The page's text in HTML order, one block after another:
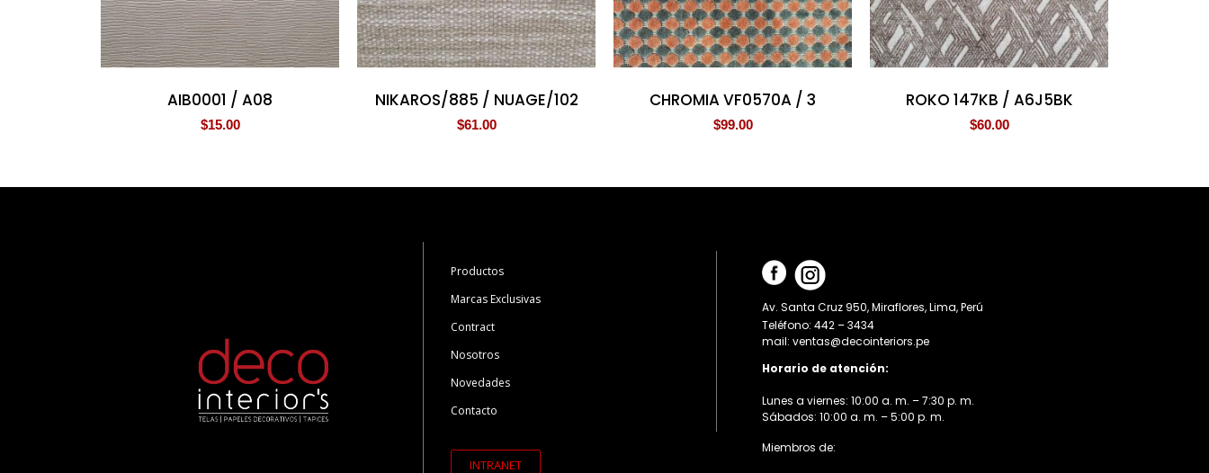
AIB0001 / A08
$15.00
NIKAROS/885 / NUAGE/102
$61.00
CHROMIA VF0570A / 3
$99.00
ROKO 147KB / A6J5BK
$60.00
Productos
Marcas Exclusivas
Contract
Nosotros
Novedades
Contacto
INTRANET
Av. Santa Cruz 950, Miraflores, Lima, Perú
Teléfono: 442 – 3434
mail: ventas@decointeriors.pe
Horario de atención:
Lunes a viernes: 10:00 a. m. – 7:30 p. m.
Sábados: 10:00 a. m. – 5:00 p. m.
Miembros de: